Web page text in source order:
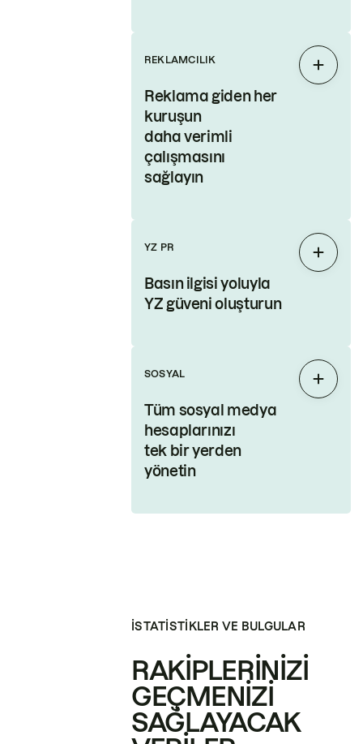
REKLAMCILIK
Reklama giden her
kuruşun
daha verimli
çalışmasını
sağlayın
YZ PR
Basın ilgisi yoluyla
YZ güveni oluşturun
SOSYAL
Tüm sosyal medya
hesaplarınızı
tek bir yerden
yönetin
İSTATISTIKLER VE BULGULAR
RAKIPLERINIZI
GEÇMENIZI
SAĞLAYACAK